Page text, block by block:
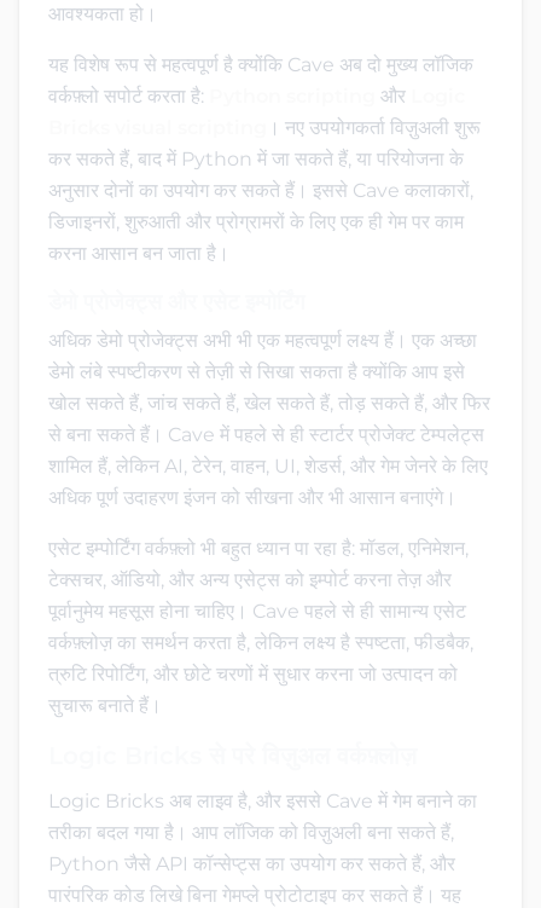
आवश्यकता हो।
यह विशेष रूप से महत्वपूर्ण है क्योंकि Cave अब दो मुख्य लॉजिक
वर्कफ़्लो सपोर्ट करता है:
और
। नए उपयोगकर्ता विज़ुअली शुरू
कर सकते हैं, बाद में Python में जा सकते हैं, या परियोजना के
अनुसार दोनों का उपयोग कर सकते हैं। इससे Cave कलाकारों,
डिजाइनरों, शुरुआती और प्रोग्रामरों के लिए एक ही गेम पर काम
करना आसान बन जाता है।
अधिक डेमो प्रोजेक्ट्स अभी भी एक महत्वपूर्ण लक्ष्य हैं। एक अच्छा
डेमो लंबे स्पष्टीकरण से तेज़ी से सिखा सकता है क्योंकि आप इसे
खोल सकते हैं, जांच सकते हैं, खेल सकते हैं, तोड़ सकते हैं, और फिर
से बना सकते हैं। Cave में पहले से ही स्टार्टर प्रोजेक्ट टेम्पलेट्स
शामिल हैं, लेकिन AI, टेरेन, वाहन, UI, शेडर्स, और गेम जेनरे के लिए
अधिक पूर्ण उदाहरण इंजन को सीखना और भी आसान बनाएंगे।
एसेट इम्पोर्टिंग वर्कफ़्लो भी बहुत ध्यान पा रहा है: मॉडल, एनिमेशन,
टेक्सचर, ऑडियो, और अन्य एसेट्स को इम्पोर्ट करना तेज़ और
पूर्वानुमेय महसूस होना चाहिए। Cave पहले से ही सामान्य एसेट
वर्कफ़्लोज़ का समर्थन करता है, लेकिन लक्ष्य है स्पष्टता, फीडबैक,
त्रुटि रिपोर्टिंग, और छोटे चरणों में सुधार करना जो उत्पादन को
सुचारू बनाते हैं।
Logic Bricks अब लाइव है, और इससे Cave में गेम बनाने का
तरीका बदल गया है। आप लॉजिक को विज़ुअली बना सकते हैं,
Python जैसे API कॉन्सेप्ट्स का उपयोग कर सकते हैं, और
पारंपरिक कोड लिखे बिना गेमप्ले प्रोटोटाइप कर सकते हैं। यह